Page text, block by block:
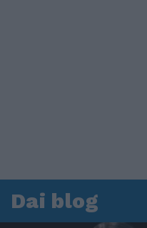
Dai blog